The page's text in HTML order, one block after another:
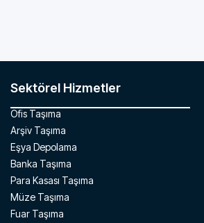
Sektörel Hizmetler
Ofis Taşıma
Arşiv Taşıma
Eşya Depolama
Banka Taşıma
Para Kasası Taşıma
Müze Taşıma
Fuar Taşıma